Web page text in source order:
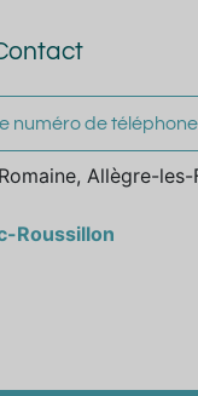
numéro de téléphone
Allègre-les-
Roussillon